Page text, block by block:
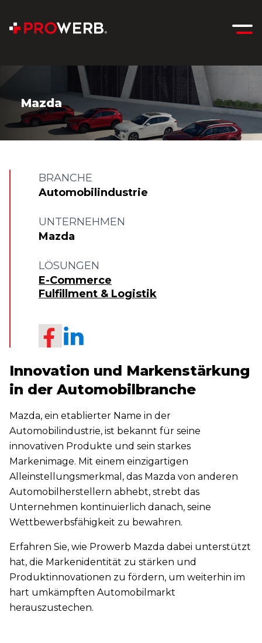
Mazda
Innovation und Markenstärkung
in der Automobilbranche
Mazda, ein etablierter Name in der
Automobilindustrie, ist bekannt für seine
innovativen Produkte und sein starkes
Markenimage. Mit einem einzigartigen
Alleinstellungsmerkmal, das Mazda von anderen
Automobilherstellern abhebt, strebt das
Unternehmen kontinuierlich danach, seine
Wettbewerbsfähigkeit zu bewahren.
Erfahren Sie, wie Prowerb Mazda dabei unterstützt
hat, die Markenidentität zu stärken und
Produktinnovationen zu fördern, um weiterhin im
hart umkämpften Automobilmarkt
herauszustechen.
BRANCHE
Automobilindustrie
UNTERNEHMEN
Mazda
LÖSUNGEN
E-Commerce
Fulfillment & Logistik